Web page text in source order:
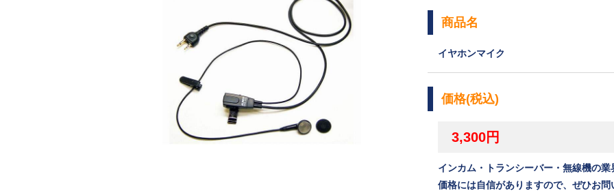
商品名
イヤホンマイク
価格(税込)
3,300円
インカム・トランシーバー・無線機の
価格には自信がありますので、ぜひお